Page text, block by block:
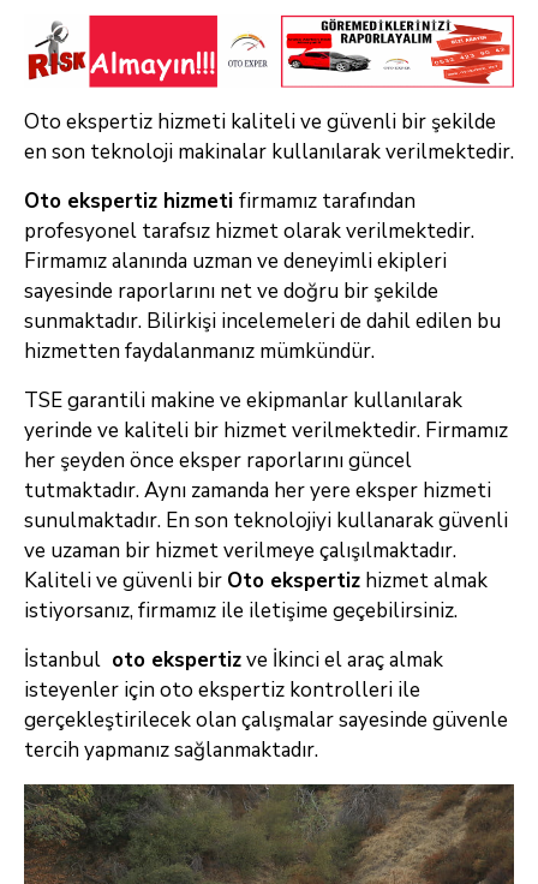
Oto ekspertiz hizmeti kaliteli ve güvenli bir şekilde
en son teknoloji makinalar kullanılarak verilmektedir.
Oto ekspertiz hizmeti firmamız tarafından
profesyonel tarafsız hizmet olarak verilmektedir.
Firmamız alanında uzman ve deneyimli ekipleri
sayesinde raporlarını net ve doğru bir şekilde
sunmaktadır. Bilirkişi incelemeleri de dahil edilen bu
hizmetten faydalanmanız mümkündür.
TSE garantili makine ve ekipmanlar kullanılarak
yerinde ve kaliteli bir hizmet verilmektedir. Firmamız
her şeyden önce eksper raporlarını güncel
tutmaktadır. Aynı zamanda her yere eksper hizmeti
sunulmaktadır. En son teknolojiyi kullanarak güvenli
ve uzaman bir hizmet verilmeye çalışılmaktadır.
Kaliteli ve güvenli bir Oto ekspertiz hizmet almak
istiyorsanız, firmamız ile iletişime geçebilirsiniz.
İstanbul oto ekspertizve İkinci el araç almak
isteyenler için oto ekspertiz kontrolleri ile
gerçekleştirilecek olan çalışmalar sayesinde güvenle
tercih yapmanız sağlanmaktadır.